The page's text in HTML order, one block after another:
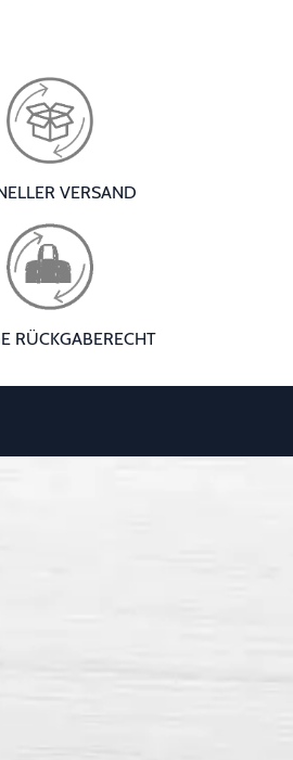
VERSAND
RÜCKGABERECHT